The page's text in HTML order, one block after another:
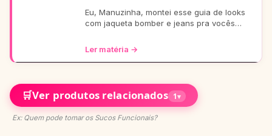
Eu, Manuzinha, montei esse guia de looks
com jaqueta bomber e jeans pra vocês
Tudo testado e aprova
Ler matéria →
🛒Ver produtos relacionados 1▾
Ex: Quem pode tomar os Sucos Funcionais?